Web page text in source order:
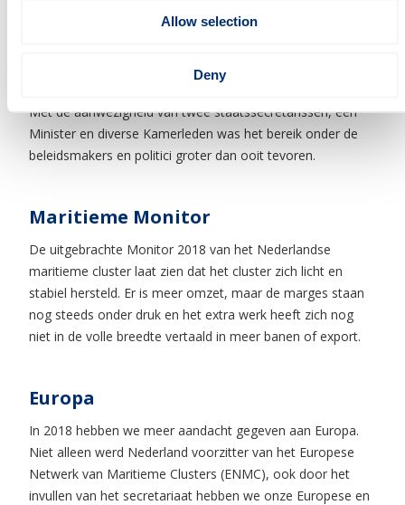
Allow selection
Deny
Wereldhavendagen in Rotterdam, met de bekendmaking
Maritime Week”, in november, waren alle
Met de aanwezigheid van twee staatssecretarissen, een
Minister en diverse Kamerleden was het bereik onder de
beleidsmakers en politici groter dan ooit tevoren.
Maritieme Monitor
De uitgebrachte Monitor 2018 van het Nederlandse
maritieme cluster laat zien dat het cluster zich licht en
stabiel hersteld. Er is meer omzet, maar de marges staan
nog steeds onder druk en het extra werk heeft zich nog
niet in de volle breedte vertaald in meer banen of export.
Europa
In 2018 hebben we meer aandacht gegeven aan Europa.
Niet alleen werd Nederland voorzitter van het Europese
Netwerk van Maritieme Clusters (ENMC), ook door het
invullen van het secretariaat hebben we onze Europese en